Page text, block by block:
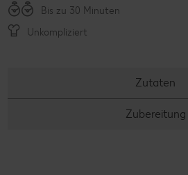
Bis zu 30 Minuten
Unkompliziert
Zutaten
Zubereitung